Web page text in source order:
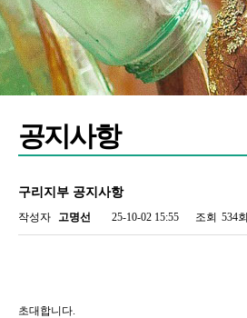
공지사항
구리지부 공지사항
작성자 고명선 25-10-02 15:55 조회 534회
초대합니다.